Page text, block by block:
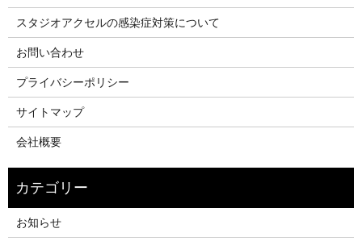
スタジオアクセルの感染症対策について
お問い合わせ
プライバシーポリシー
サイトマップ
会社概要
お知らせ